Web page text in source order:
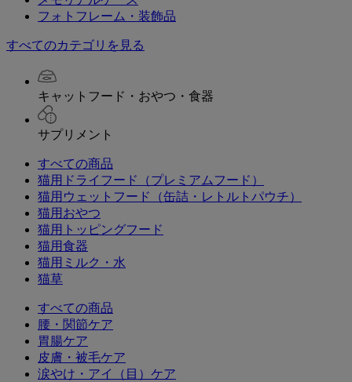
フォトフレーム・装飾品
すべてのカテゴリを見る
キャットフード・おやつ・食器
サプリメント
すべての商品
猫用ドライフード（プレミアムフード）
猫用ウェットフード（缶詰・レトルトパウチ）
猫用おやつ
猫用トッピングフード
猫用食器
猫用ミルク・水
猫草
すべての商品
腰・関節ケア
胃腸ケア
皮膚・被毛ケア
涙やけ・アイ（目）ケア